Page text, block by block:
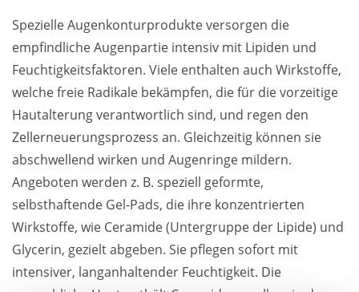
Spezielle Augenkonturprodukte versorgen die
empfindliche Augenpartie intensiv mit Lipiden und
Feuchtigkeitsfaktoren. Viele enthalten auch Wirkstoffe,
welche freie Radikale bekämpfen, die für die vorzeitige
Hautalterung verantwortlich sind, und regen den
Zellerneuerungsprozess an. Gleichzeitig können sie
abschwellend wirken und Augenringe mildern.
Angeboten werden z. B. speziell geformte,
selbsthaftende Gel-Pads, die ihre konzentrierten
Wirkstoffe, wie Ceramide (Untergruppe der Lipide) und
Glycerin, gezielt abgeben. Sie pflegen sofort mit
intensiver, langanhaltender Feuchtigkeit. Die